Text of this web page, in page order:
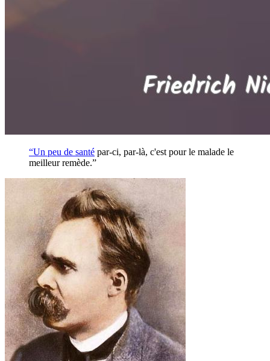
“Un peu de santé par-ci, par-là, c'est pour le malade le
meilleur remède.”